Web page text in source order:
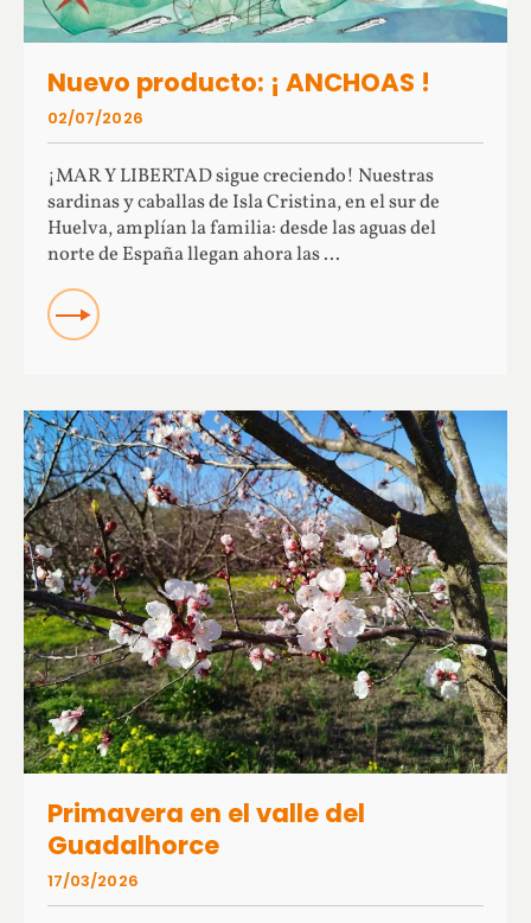
Nuevo producto: ¡ ANCHOAS !
¡MAR Y LIBERTAD sigue creciendo! Nuestras
sardinas y caballas de Isla Cristina, en el sur de
Huelva, amplían la familia: desde las aguas del
norte de España llegan ahora las ...
READ
02/07/2026
Primavera en el valle del
Guadalhorce
17/03/2026